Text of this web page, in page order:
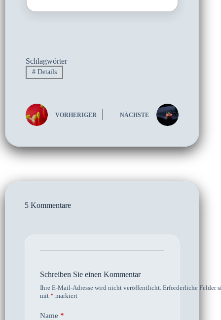
Schlagwörter
#Details
VORHERIGER NÄCHSTE
5 Kommentare
Schreiben Sie einen Kommentar
Ihre E-Mail-Adresse wird nicht veröffentlicht. Erforderliche Felder
mit * markiert
Name *